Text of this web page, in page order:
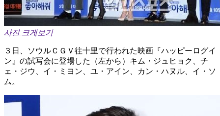
사진 크게보기
３日、ソウルＣＧＶ往十里で行われた映画『ハッピーログイ
ン』の試写会に登場した（左から）キム・ジュヒョク、チ
ェ・ジウ、イ・ミヨン、ユ・アイン、カン・ハヌル、イ・ソ
ム。